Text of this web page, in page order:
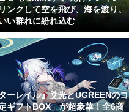
ンクして空を飛び、海を渡り、
い群れに紛れ込む
ーレイル』爻光とUGREENのコ
ギフトBOX」が超豪華！全6商